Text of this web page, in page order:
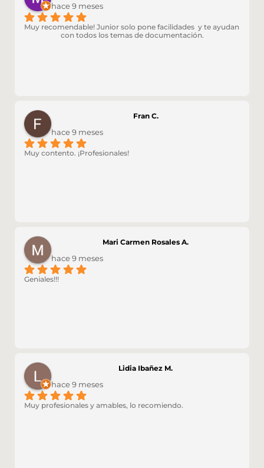
hace 9 meses
Muy recomendable! Junior solo pone facilidades  y te ayudan
con todos los temas de documentación.
Fran C.
hace 9 meses
Muy contento. ¡Profesionales!
Mari Carmen Rosales A.
hace 9 meses
Geniales!!!
Lidia Ibañez M.
hace 9 meses
Muy profesionales y amables, lo recomiendo.